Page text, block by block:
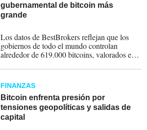
gubernamental de bitcoin más
grande
Los datos de BestBrokers reflejan que los
gobiernos de todo el mundo controlan
alrededor de 619.000 bitcoins, valorados en
FINANZAS
Bitcoin enfrenta presión por
tensiones geopolíticas y salidas de
capital